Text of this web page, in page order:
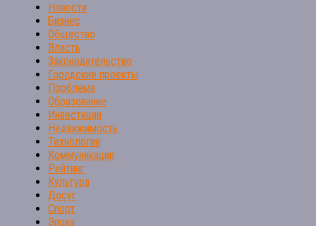
Новости
Бизнес
Общество
Власть
Законодательство
Городские проекты
Проблема
Образование
Инвестиции
Недвижимость
Технологии
Коммуникации
Рейтинг
Культура
Досуг
Спорт
Эпоха